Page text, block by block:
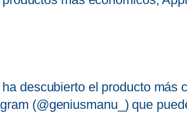
descubierto el producto más
(@geniusmanu_) que